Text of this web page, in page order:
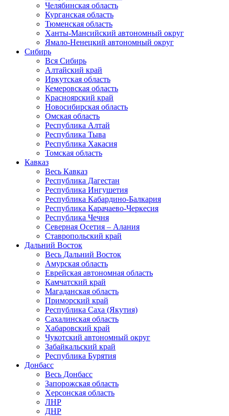
Челябинская область
Курганская область
Тюменская область
Ханты-Мансийский автономный округ
Ямало-Ненецкий автономный округ
Сибирь
Вся Сибирь
Алтайский край
Иркутская область
Кемеровская область
Красноярский край
Новосибирская область
Омская область
Республика Алтай
Республика Тыва
Республика Хакасия
Томская область
Кавказ
Весь Кавказ
Республика Дагестан
Республика Ингушетия
Республика Кабардино-Балкария
Республика Карачаево-Черкесия
Республика Чечня
Северная Осетия – Алания
Ставропольский край
Дальний Восток
Весь Дальний Восток
Амурская область
Еврейская автономная область
Камчатский край
Магаданская область
Приморский край
Республика Саха (Якутия)
Сахалинская область
Хабаровский край
Чукотский автономный округ
Забайкальский край
Республика Бурятия
Донбасс
Весь Донбасс
Запорожская область
Херсонская область
ЛНР
ДНР